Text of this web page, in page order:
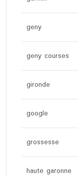
geny
geny courses
gironde
google
grossesse
haute garonne